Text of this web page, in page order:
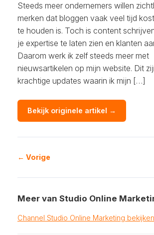
Steeds meer ondernemers willen
merken dat bloggen vaak veel tijd
te houden is. Toch is content
je expertise te laten zien en klanten
Daarom werk ik zelf steeds meer met
nieuwsartikelen op mijn website. Dit
krachtige updates waarin ik mijn […]
Bekijk originele artikel →
← Vorige
Meer van Studio Online
Channel Studio Online Marketing bekijken